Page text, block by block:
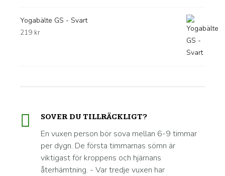
Yogabälte GS - Svart
219 kr
SOVER DU TILLRÄCKLIGT?
En vuxen person bör sova mellan 6-9 timmar
per dygn. De första timmarnas sömn är
viktigast för kroppens och hjärnans
återhämtning. - Var tredje vuxen har